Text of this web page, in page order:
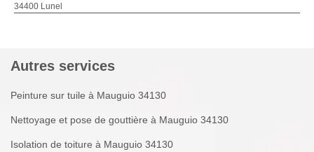
34400 Lunel
Autres services
Peinture sur tuile à Mauguio 34130
Nettoyage et pose de gouttière à Mauguio 34130
Isolation de toiture à Mauguio 34130